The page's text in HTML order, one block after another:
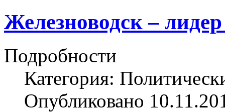
Железноводск –
Подробности
Категория:
Опубликовано